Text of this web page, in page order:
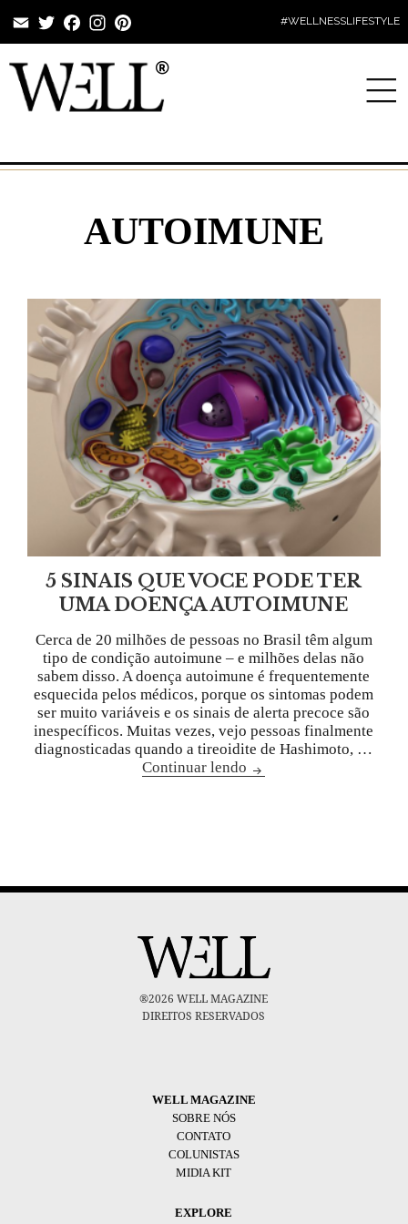
EmailTwitterFacebookInstagram #WELLNESSLIFESTYLE
AUTOIMUNE
5 SINAIS QUE VOCE PODE TER
UMA DOENÇA AUTOIMUNE
Cerca de 20 milhões de pessoas no Brasil têm algum
tipo de condição autoimune – e milhões delas não
sabem disso. A doença autoimune é frequentemente
esquecida pelos médicos, porque os sintomas podem
ser muito variáveis ​​e os sinais de alerta precoce são
inespecíficos. Muitas vezes, vejo pessoas finalmente
diagnosticadas quando a tireoidite de Hashimoto, …
Continuar lendo
®2026 WELL MAGAZINE
DIREITOS RESERVADOS
WELL MAGAZINE
SOBRE NÓS
CONTATO
COLUNISTAS
MIDIA KIT
EXPLORE